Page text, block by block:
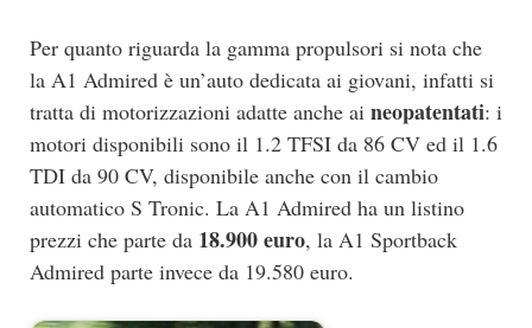
Per quanto riguarda la gamma propulsori si nota che
la A1 Admired è un’auto dedicata ai giovani, infatti si
tratta di motorizzazioni adatte anche ai neopatentati: i
motori disponibili sono il 1.2 TFSI da 86 CV ed il 1.6
TDI da 90 CV, disponibile anche con il cambio
automatico S Tronic. La A1 Admired ha un listino
prezzi che parte da 18.900 euro, la A1 Sportback
Admired parte invece da 19.580 euro.